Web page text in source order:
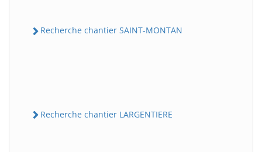
Recherche chantier SAINT-MONTAN
Recherche chantier LARGENTIERE